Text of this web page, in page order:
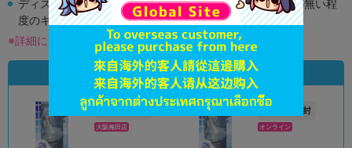
ディスク類の読み取り面のキズに関しまして再生に支障が無い程
度のキズがある場合がございます。
※詳細につきましてはコチラ
状態違いの同一商品
大阪梅田店
未開封
オンライン